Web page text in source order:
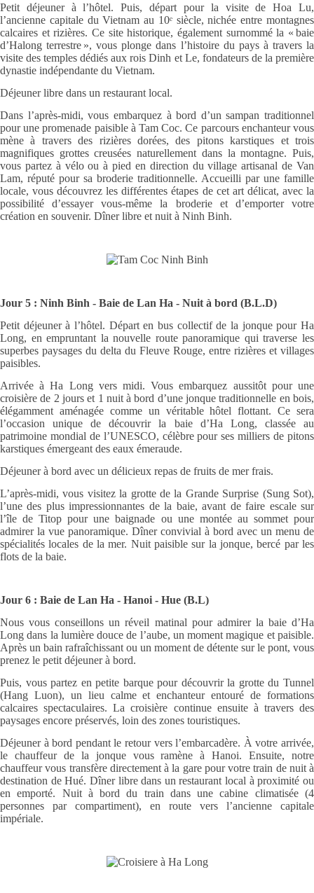
Petit déjeuner à l’hôtel. Puis, départ pour la visite de Hoa Lu,
l’ancienne capitale du Vietnam au 10ᵉ siècle, nichée entre montagnes
calcaires et rizières. Ce site historique, également surnommé la « baie
d’Halong terrestre », vous plonge dans l’histoire du pays à travers la
visite des temples dédiés aux rois Dinh et Le, fondateurs de la première
dynastie indépendante du Vietnam.
Déjeuner libre dans un restaurant local.
Dans l’après-midi, vous embarquez à bord d’un sampan traditionnel
pour une promenade paisible à Tam Coc. Ce parcours enchanteur vous
mène à travers des rizières dorées, des pitons karstiques et trois
magnifiques grottes creusées naturellement dans la montagne. Puis,
vous partez à vélo ou à pied en direction du village artisanal de Van
Lam, réputé pour sa broderie traditionnelle. Accueilli par une famille
locale, vous découvrez les différentes étapes de cet art délicat, avec la
possibilité d’essayer vous-même la broderie et d’emporter votre
création en souvenir. Dîner libre et nuit à Ninh Binh.
Jour 5 : Ninh Binh - Baie de Lan Ha - Nuit à bord (B.L.D)
Petit déjeuner à l’hôtel. Départ en bus collectif de la jonque pour Ha
Long, en empruntant la nouvelle route panoramique qui traverse les
superbes paysages du delta du Fleuve Rouge, entre rizières et villages
paisibles.
Arrivée à Ha Long vers midi. Vous embarquez aussitôt pour une
croisière de 2 jours et 1 nuit à bord d’une jonque traditionnelle en bois,
élégamment aménagée comme un véritable hôtel flottant. Ce sera
l’occasion unique de découvrir la baie d’Ha Long, classée au
patrimoine mondial de l’UNESCO, célèbre pour ses milliers de pitons
karstiques émergeant des eaux émeraude.
Déjeuner à bord avec un délicieux repas de fruits de mer frais.
L’après-midi, vous visitez la grotte de la Grande Surprise (Sung Sot),
l’une des plus impressionnantes de la baie, avant de faire escale sur
l’île de Titop pour une baignade ou une montée au sommet pour
admirer la vue panoramique. Dîner convivial à bord avec un menu de
spécialités locales de la mer. Nuit paisible sur la jonque, bercé par les
flots de la baie.
Jour 6 : Baie de Lan Ha - Hanoi - Hue (B.L)
Nous vous conseillons un réveil matinal pour admirer la baie d’Ha
Long dans la lumière douce de l’aube, un moment magique et paisible.
Après un bain rafraîchissant ou un moment de détente sur le pont, vous
prenez le petit déjeuner à bord.
Puis, vous partez en petite barque pour découvrir la grotte du Tunnel
(Hang Luon), un lieu calme et enchanteur entouré de formations
calcaires spectaculaires. La croisière continue ensuite à travers des
paysages encore préservés, loin des zones touristiques.
Déjeuner à bord pendant le retour vers l’embarcadère. À votre arrivée,
le chauffeur de la jonque vous ramène à Hanoi. Ensuite, notre
chauffeur vous transfère directement à la gare pour votre train de nuit à
destination de Hué. Dîner libre dans un restaurant local à proximité ou
en emporté. Nuit à bord du train dans une cabine climatisée (4
personnes par compartiment), en route vers l’ancienne capitale
impériale.